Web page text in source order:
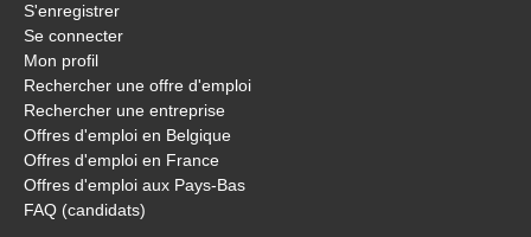
S'enregistrer
Se connecter
Mon profil
Rechercher une offre d'emploi
Rechercher une entreprise
Offres d'emploi en Belgique
Offres d'emploi en France
Offres d'emploi aux Pays-Bas
FAQ (candidats)